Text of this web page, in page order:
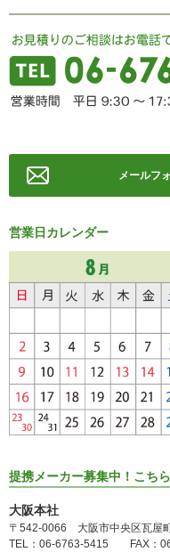
メールフ
営業日カレンダー
提携メーカー募集中！こち
大阪本社
〒542-0066 大阪市中央区瓦屋
TEL：06-6763-5415 FAX：